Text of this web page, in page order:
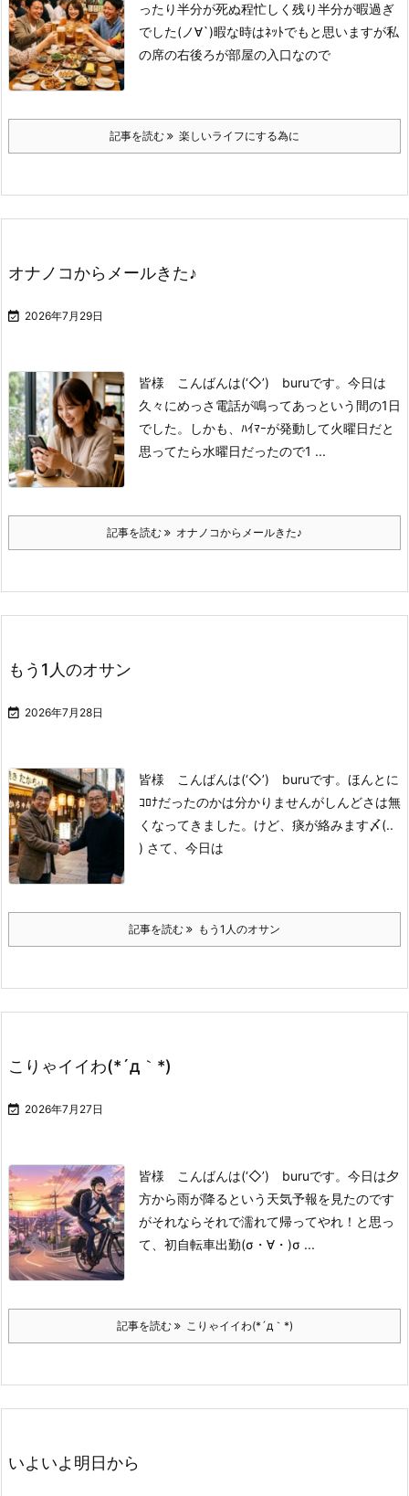
ったり半分が死ぬ程忙しく 残り半分が暇過ぎ
でした(ノ∀`)暇な時はﾈｯﾄでもと思いますが私
の席の右後ろが部屋の入口なので
記事を読む 楽しいライフにする為に
オナノコからメールきた♪
 2026年7月29日
皆様 こんばんは(‘◇’)ゞburuです。 今日は
久々にめっさ電話が鳴ってあっという間の1日
でした。
しかも、ﾊｲﾏｰが発動して火曜日だと
思ってたら水曜日だったので1 ...
記事を読む オナノコからメールきた♪
もう1人のオサン
 2026年7月28日
皆様 こんばんは(‘◇’)ゞburuです。 ほんとに
ｺﾛﾅだったのかは分かりませんがしんどさは無
くなってきました。 けど、痰が絡みます〆(..
) さて、今日は
記事を読む もう1人のオサン
こりゃイイわ(*´д｀*)
 2026年7月27日
皆様 こんばんは(‘◇’)ゞburuです。 今日は夕
方から雨が降るという天気予報を見たのです
がそれならそれで濡れて帰ってやれ！ と思っ
て、初自転車出勤(σ・∀・)σ ...
記事を読む こりゃイイわ(*´д｀*)
いよいよ明日から